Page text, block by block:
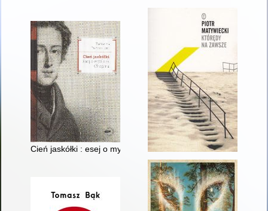
Cień jaskółki : esej o myślach Chopina